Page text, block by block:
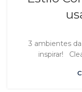
3 ambientes
inspirar!